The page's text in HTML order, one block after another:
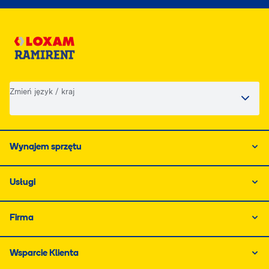
Zmień język / kraj
Wynajem sprzętu
Usługi
Firma
Wsparcie Klienta